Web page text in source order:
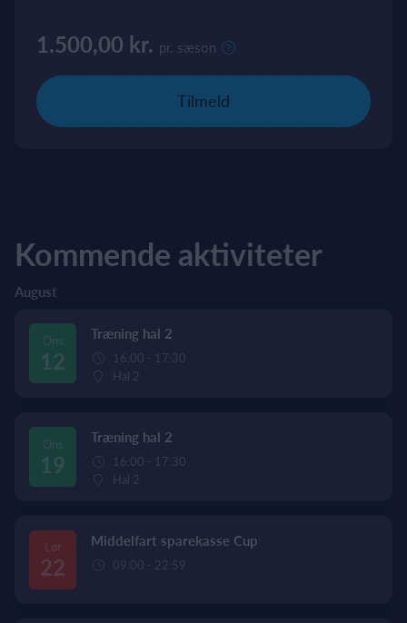
1.500,00 kr. pr. sæson
Tilmeld
Kommende aktiviteter
August
Ons
12
Træning hal 2
16:00 - 17:30
Hal 2
Ons
19
Træning hal 2
16:00 - 17:30
Hal 2
Lør
22
Middelfart sparekasse Cup
09:00 - 22:59